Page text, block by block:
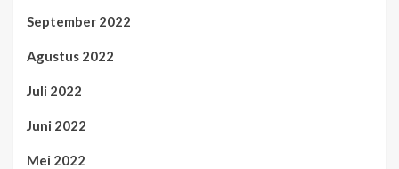
September 2022
Agustus 2022
Juli 2022
Juni 2022
Mei 2022